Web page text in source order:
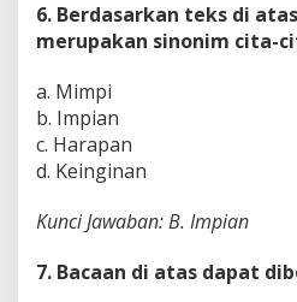
6. Berdasarkan teks di
merupakan sinonim cita-
a. Mimpi
b. Impian
c. Harapan
d. Keinginan
Kunci Jawaban: B. Impian
7. Bacaan di atas dapat